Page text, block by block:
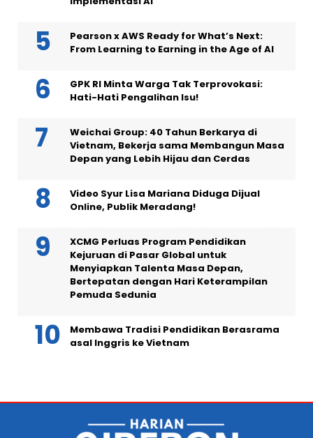
Pearson x AWS Ready for What’s Next:
From Learning to Earning in the Age of AI
GPK RI Minta Warga Tak Terprovokasi:
Hati-Hati Pengalihan Isu!
Weichai Group: 40 Tahun Berkarya di
Vietnam, Bekerja sama Membangun Masa
Depan yang Lebih Hijau dan Cerdas
Video Syur Lisa Mariana Diduga Dijual
Online, Publik Meradang!
XCMG Perluas Program Pendidikan
Kejuruan di Pasar Global untuk
Menyiapkan Talenta Masa Depan,
Bertepatan dengan Hari Keterampilan
Pemuda Sedunia
Membawa Tradisi Pendidikan Berasrama
asal Inggris ke Vietnam